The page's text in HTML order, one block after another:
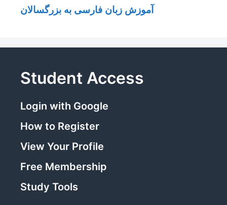
آموزش زبان فارسی به بزرگسالان
Student Access
Login with Google
How to Register
View Your Profile
Free Membership
Study Tools